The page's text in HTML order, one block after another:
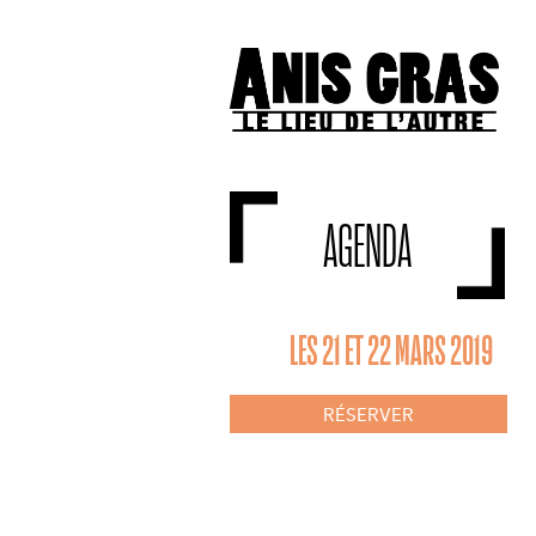
AGENDA
LES 21 ET 22 MARS 2019
RÉSERVER